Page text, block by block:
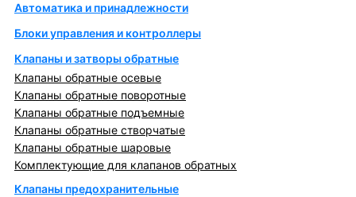
Автоматика и принадлежности
Блоки управления и контроллеры
Клапаны и затворы обратные
Клапаны обратные осевые
Клапаны обратные поворотные
Клапаны обратные подъемные
Клапаны обратные створчатые
Клапаны обратные шаровые
Комплектующие для клапанов обратных
Клапаны предохранительные